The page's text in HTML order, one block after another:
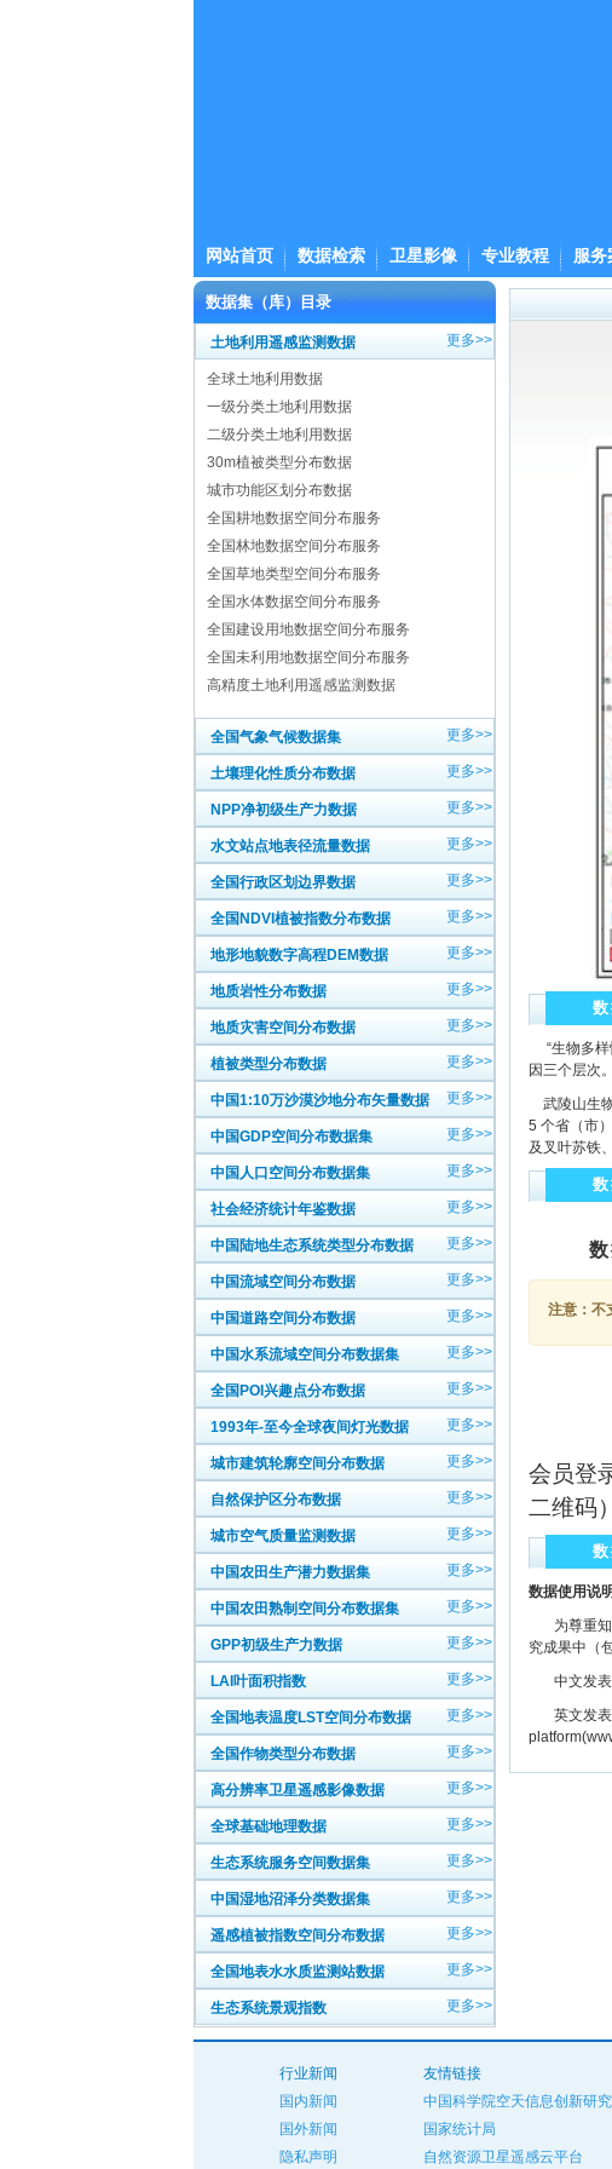
网站首页 数据检索 卫星影像 专业教程 服务
数据集（库）目录
土地利用遥感监测数据 更多>>
全球土地利用数据
一级分类土地利用数据
二级分类土地利用数据
30m植被类型分布数据
城市功能区划分布数据
全国耕地数据空间分布服务
全国林地数据空间分布服务
全国草地类型空间分布服务
全国水体数据空间分布服务
全国建设用地数据空间分布服务
全国未利用地数据空间分布服务
高精度土地利用遥感监测数据
全国气象气候数据集 更多>>
土壤理化性质分布数据 更多>>
NPP净初级生产力数据 更多>>
水文站点地表径流量数据 更多>>
全国行政区划边界数据 更多>>
全国NDVI植被指数分布数据 更多>>
地形地貌数字高程DEM数据 更多>>
地质岩性分布数据 更多>>
地质灾害空间分布数据 更多>>
植被类型分布数据 更多>>
中国1:10万沙漠沙地分布矢量数据 更多>>
中国GDP空间分布数据集 更多>>
中国人口空间分布数据集 更多>>
社会经济统计年鉴数据 更多>>
中国陆地生态系统类型分布数据 更多>>
中国流域空间分布数据 更多>>
中国道路空间分布数据 更多>>
中国水系流域空间分布数据集 更多>>
全国POI兴趣点分布数据 更多>>
1993年-至今全球夜间灯光数据 更多>>
城市建筑轮廓空间分布数据 更多>>
自然保护区分布数据 更多>>
城市空气质量监测数据 更多>>
中国农田生产潜力数据集 更多>>
中国农田熟制空间分布数据集 更多>>
GPP初级生产力数据 更多>>
LAI叶面积指数 更多>>
全国地表温度LST空间分布数据 更多>>
全国作物类型分布数据 更多>>
高分辨率卫星遥感影像数据 更多>>
全球基础地理数据 更多>>
生态系统服务空间数据集 更多>>
中国湿地沼泽分类数据集 更多>>
遥感植被指数空间分布数据 更多>>
全国地表水水质监测站数据 更多>>
生态系统景观指数 更多>>
“生物多样
因三个层次
武陵山生
5 个省（市
及叉叶苏铁
注意：不
会员登
二维码）
数据使用说
为尊重知
究成果中（
中文发表
英文发表
行业新闻
国内新闻
国外新闻
隐私声明
友情链接
中国科学院空天信息创新研
国家统计局
自然资源卫星遥感云平台